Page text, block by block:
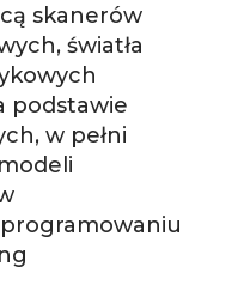
skanerów
światła
podstawie
w pełni